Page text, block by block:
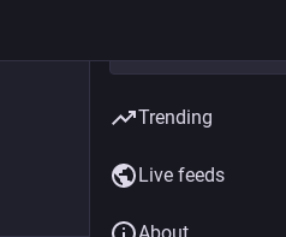
Trending
Live feeds